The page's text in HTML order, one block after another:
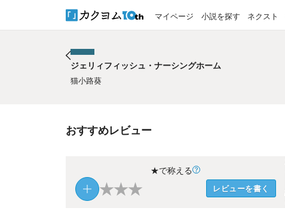
マイページ 小説を探す ネクスト
ジェリィフィッシュ・ナーシングホーム
猫小路葵
おすすめレビュー
★で称える
★★★ レビューを書く